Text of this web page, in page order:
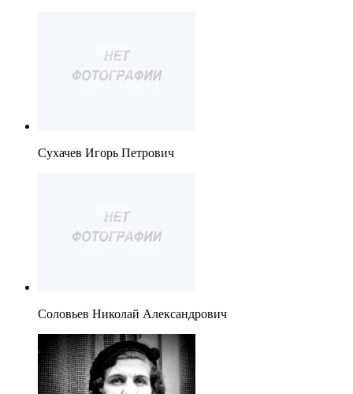
Сухачев Игорь Петрович
Соловьев Николай Александрович